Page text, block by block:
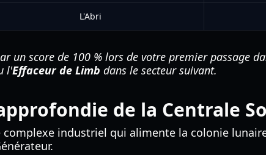
L'Abri
un score de 100 % lors de votre premier passage
l'Effaceur de Limb dans le secteur suivant.
de la Centrale
industriel qui alimente la colonie